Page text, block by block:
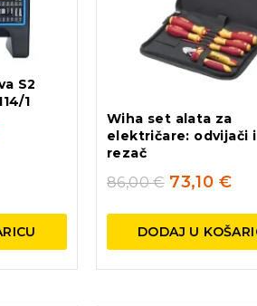
S2
1
Wiha set alata za
električare: odvijači
rezač
86,00€ 73,10 €
DODAJ U